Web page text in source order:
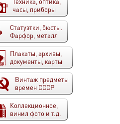
часы, приборы
Статуэтки, бюсты.
Фарфор, металл
Плакаты, архивы,
документы, карты
Винтаж предметы
времен СССР
Коллекционное,
винил фото и т.д.